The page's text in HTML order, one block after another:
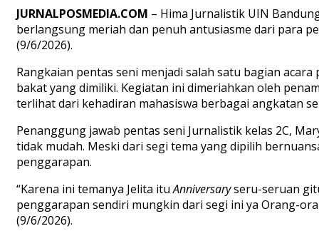
JURNALPOSMEDIA.COM – Hima Jurnalistik UIN
berlangsung meriah dan penuh antusiasme dari para
(9/6/2026).
Rangkaian pentas seni menjadi salah satu bagian
bakat yang dimiliki. Kegiatan ini dimeriahkan oleh
terlihat dari kehadiran mahasiswa berbagai angkatan
Penanggung jawab pentas seni Jurnalistik kelas 2C,
tidak mudah. Meski dari segi tema yang dipilih
penggarapan.
“Karena ini temanya Jelita ituAnniversaryseru-seruan
penggarapan sendiri mungkin dari segi ini ya Orang-
(9/6/2026).